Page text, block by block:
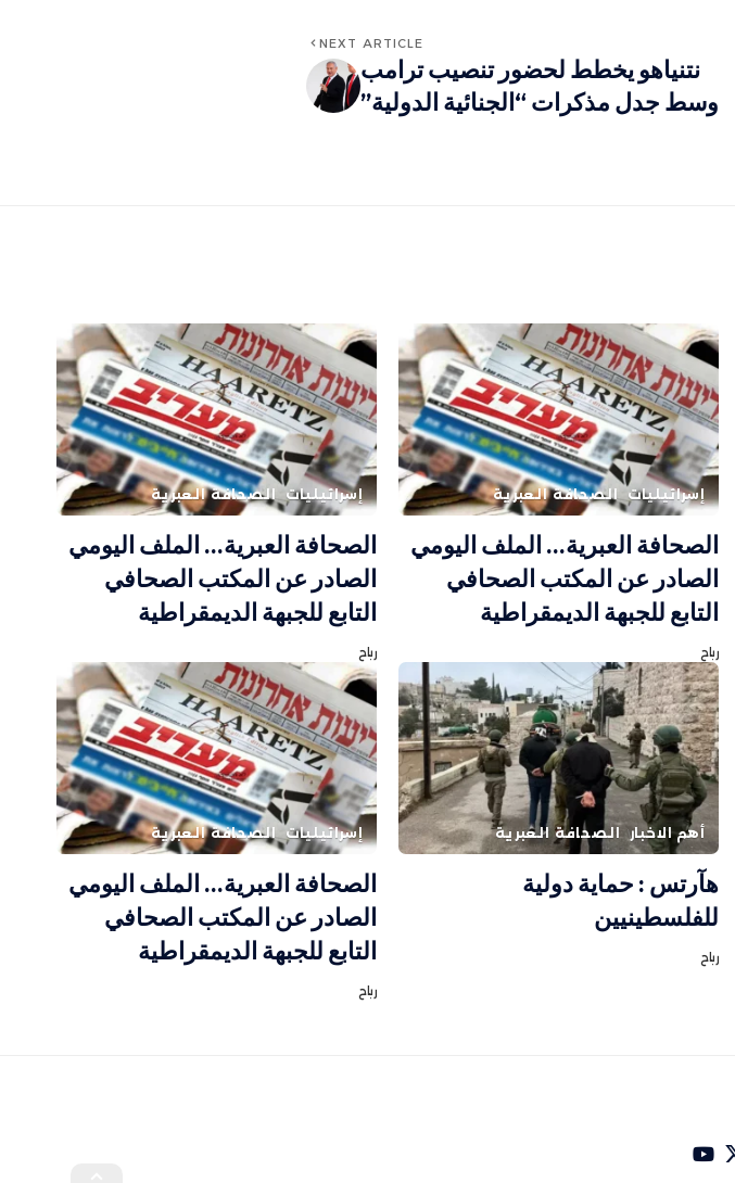
NEXT ARTICLE
نتنياهو يخطط لحضور تنصيب ترامب
وسط جدل مذكرات “الجنائية الدولية”
إسرائيليات الصحافة العبرية
الصحافة العبرية… الملف اليومي
الصادر عن المكتب الصحافي
التابع للجبهة الديمقراطية
رباح
إسرائيليات الصحافة العبرية
الصحافة العبرية… الملف اليومي
الصادر عن المكتب الصحافي
التابع للجبهة الديمقراطية
رباح
أهم الاخبار الصحافة العبرية
هآرتس : حماية دولية
للفلسطينيين
رباح
إسرائيليات الصحافة العبرية
الصحافة العبرية… الملف اليومي
الصادر عن المكتب الصحافي
التابع للجبهة الديمقراطية
رباح